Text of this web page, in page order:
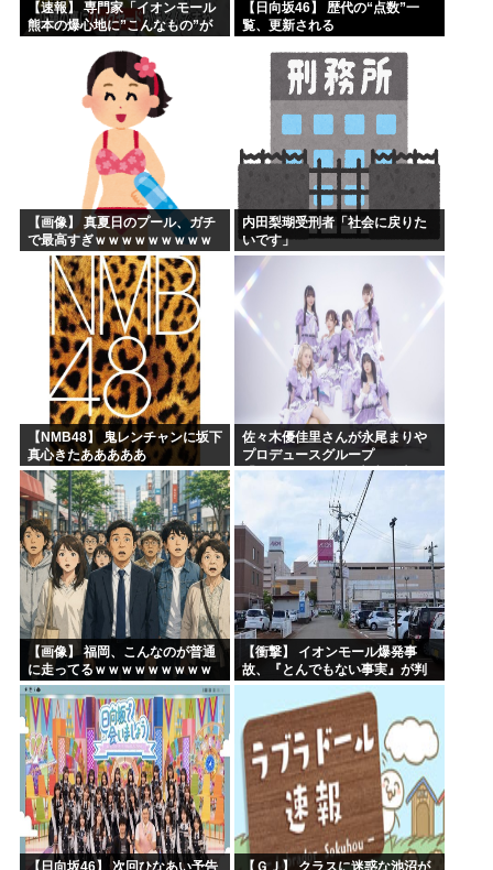
【速報】 専門家「イオンモール
熊本の爆心地に”こんなもの”が
【日向坂46】 歴代の“点数”一
覧、更新される
【画像】 真夏日のプール、ガチ
で最高すぎｗｗｗｗｗｗｗｗｗ
内田梨瑚受刑者「社会に戻りた
いです」
【NMB48】 鬼レンチャンに坂下
真心きたあああああ
佐々木優佳里さんが永尾まりや
プロデュースグループ
「WASURENA」に加入発表！
現在のグループと兼任へ【元
AKB48ゆかるん・まりやぎ】
【画像】 福岡、こんなのが普通
に走ってるｗｗｗｗｗｗｗｗｗ
ｗｗｗｗｗｗｗ
【衝撃】 イオンモール爆発事
故、『とんでもない事実』が判
明してしまう・・・・・・
【日向坂46】 次回ひなあい予告 【ＧＪ】 クラスに迷惑な池沼が